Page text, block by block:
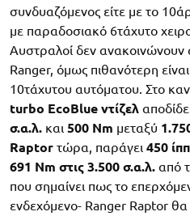
συνδυαζόμενος είτε με το
με παραδοσιακό 6τάχυτο
Αυστραλοί δεν ανακοινώνουν
Ranger, όμως πιθανότερη
10τάχυτου αυτόματου. Στο
turbo EcoBlue ντίζελ
σ.α.λ. και 500 Nm μεταξύ
Raptor τώρα, παράγει 450
691 Nm στις 3.500 σ.α.λ. από
που σημαίνει πως το
ενδεχόμενο- Ranger Raptor θα